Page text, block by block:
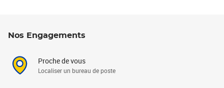
Nos Engagements
Proche de vous
Localiser un bureau de poste